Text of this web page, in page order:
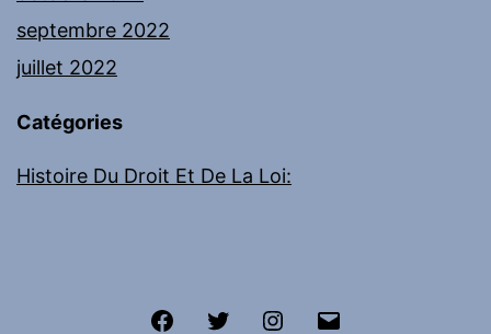
septembre 2022
juillet 2022
Catégories
Histoire Du Droit Et De La Loi:
FacebookTwitter Instagram